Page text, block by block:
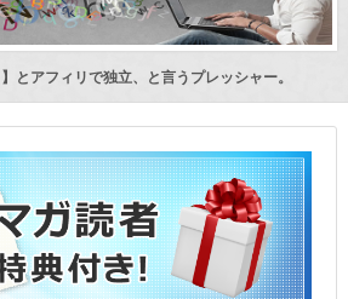
とアフィリで独立、と言うプレッシャー。